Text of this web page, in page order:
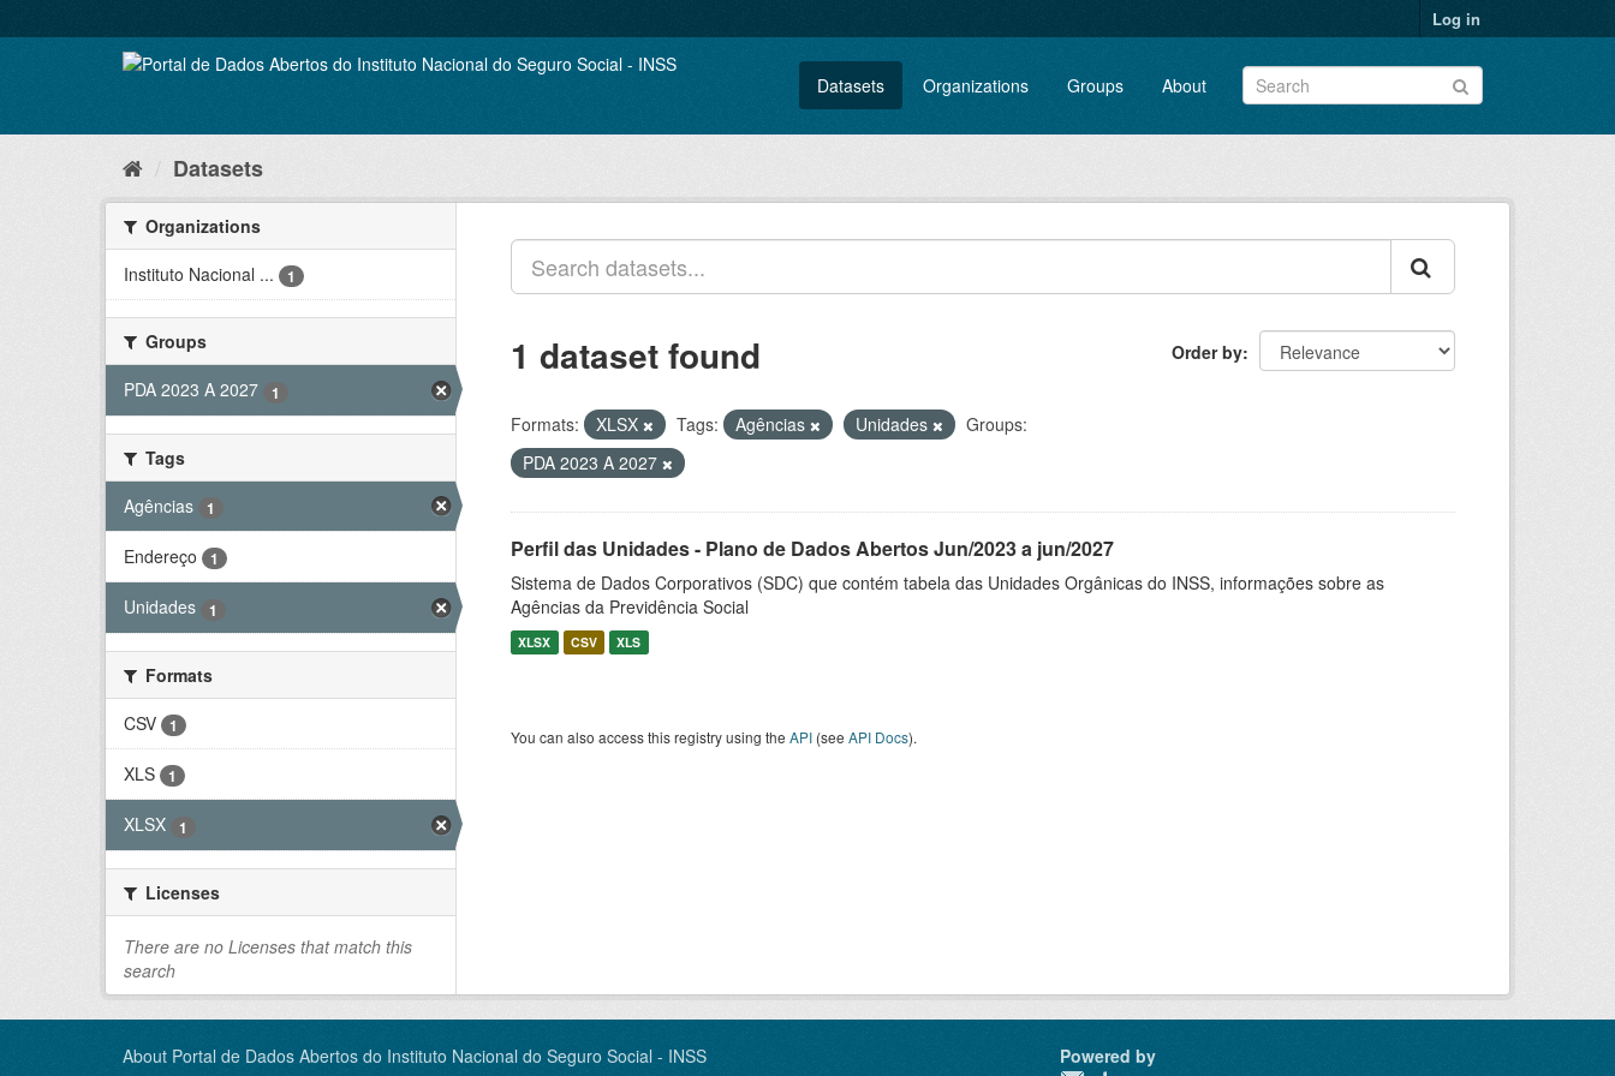
to
Log in
Datasets Organizations Groups About
Datasets
Organizations
Instituto Nacional ...
1
Groups
PDA 2023 A 2027
1
Tags
Agências
1
Endereço 1
Unidades 1
Formats
CSV
1
XLS 1
XLSX 1
Licenses
There are no Licenses that match this
search
Order by
1 dataset found
Formats: XLSX Tags: Agências Unidades
Groups:
PDA 2023 A 2027
Perfil das Unidades - Plano de Dados Abertos Jun/2023 a jun/2027
Sistema de Dados Corporativos (SDC) que contém tabela das Unidades Orgânicas do INSS, informações sobre as
Agências da Previdência Social
XLSX CSV XLS
You can also access this registry using the API (see API Docs).
About Portal de Dados Abertos do Instituto Nacional do Seguro Social - INSS
Powered by